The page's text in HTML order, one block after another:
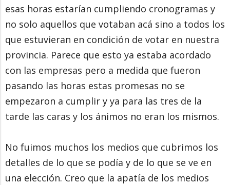
esas horas estarían cumpliendo cronogramas y
no solo aquellos que votaban acá sino a todos los
que estuvieran en condición de votar en nuestra
provincia. Parece que esto ya estaba acordado
con las empresas pero a medida que fueron
pasando las horas estas promesas no se
empezaron a cumplir y ya para las tres de la
tarde las caras y los ánimos no eran los mismos.
No fuimos muchos los medios que cubrimos los
detalles de lo que se podía y de lo que se ve en
una elección. Creo que la apatía de los medios